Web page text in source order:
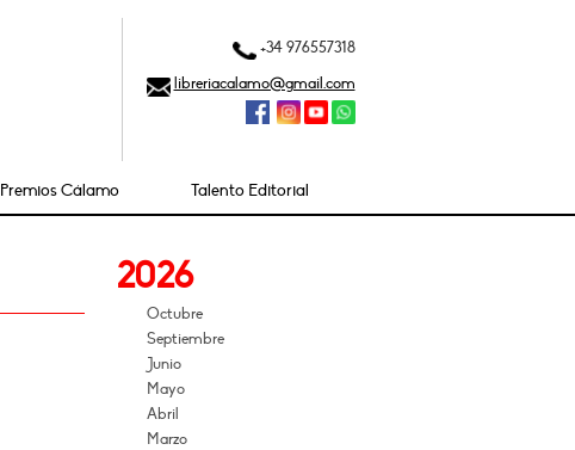
+34 976557318
libreriacalamo@gmail.com
Premios Cálamo Talento Editorial
2026
Octubre
Septiembre
Junio
Mayo
Abril
Marzo